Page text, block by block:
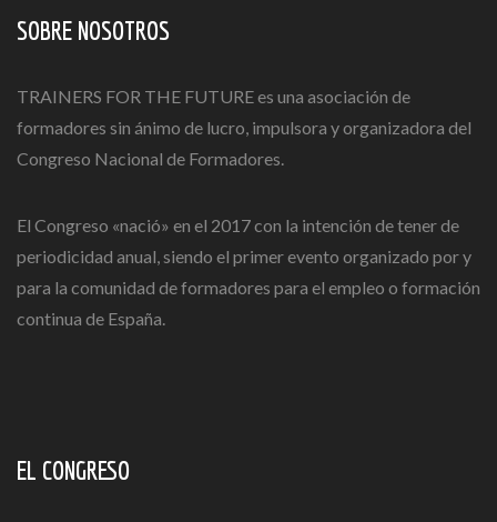
SOBRE NOSOTROS
TRAINERS FOR THE FUTURE es una asociación de
formadores sin ánimo de lucro, impulsora y organizadora del
Congreso Nacional de Formadores.
El Congreso «nació» en el 2017 con la intención de tener de
periodicidad anual, siendo el primer evento organizado por y
para la comunidad de formadores para el empleo o formación
continua de España.
EL CONGRESO